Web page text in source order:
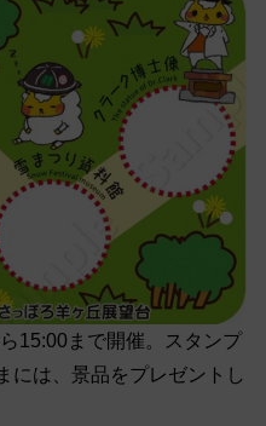
15:00まで開催。スタンプ
には、景品をプレゼントし